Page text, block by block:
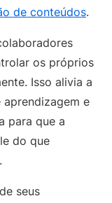
de conteúdos.
os próprios
Isso alivia a
e
para que a
do que
seus